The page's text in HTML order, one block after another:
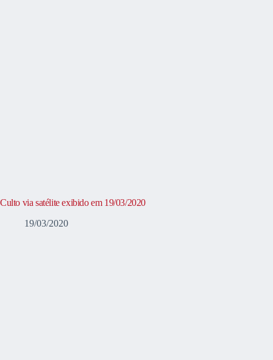
Culto via satélite exibido em 19/03/2020
19/03/2020